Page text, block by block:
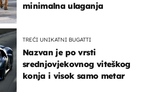
minimalna ulaganja
TREĆI UNIKATNI BUGATTI
Nazvan je po vrsti
srednjovjekovnog viteškog
konja i visok samo metar